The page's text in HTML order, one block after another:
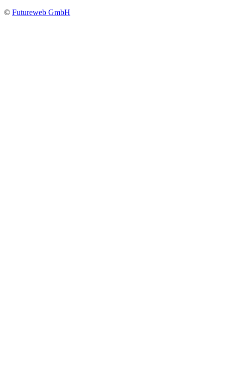
© Futureweb GmbH